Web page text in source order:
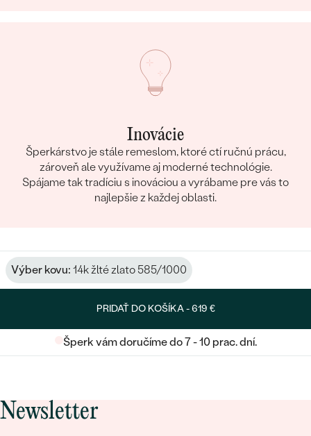
Inovácie
Šperkárstvo je stále remeslom, ktoré ctí ručnú prácu,
zároveň ale využívame aj moderné technológie.
Spájame tak tradíciu s inováciou a vyrábame pre vás to
najlepšie z každej oblasti.
Výber kovu: 14k žlté zlato 585/1000
PRIDAŤ DO KOŠÍKA -619 €
Šperk vám doručíme do 7 - 10 prac. dní.
Newsletter